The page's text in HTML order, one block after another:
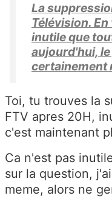
La
Télévision.
inutile que
aujourd'hui,
certainement
Toi, tu trouves la
FTV apres 20H,
c'est maintenant
Ca n'est pas
sur la question,
meme, alors ne